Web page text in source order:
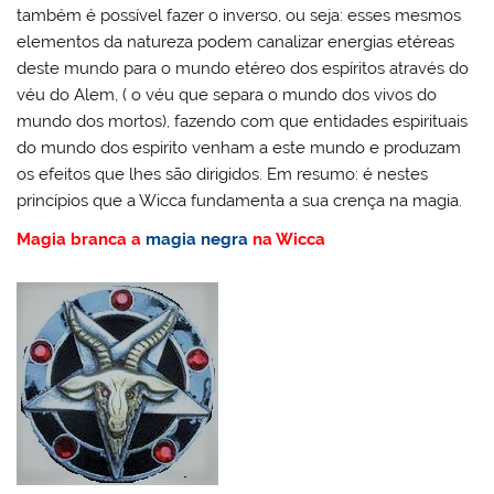
também é possível fazer o inverso, ou seja: esses mesmos
elementos da natureza podem canalizar energias etéreas
deste mundo para o mundo etéreo dos espíritos através do
véu do Alem, ( o véu que separa o mundo dos vivos do
mundo dos mortos), fazendo com que entidades espirituais
do mundo dos espirito venham a este mundo e produzam
os efeitos que lhes são dirigidos. Em resumo: é nestes
princípios que a Wicca fundamenta a sua crença na magia.
Magia branca a magia negra na Wicca